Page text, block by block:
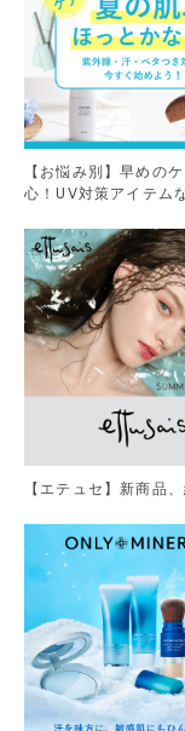
【お悩み別】早めの
心！UV対策アイテム
【エテュセ】新商品